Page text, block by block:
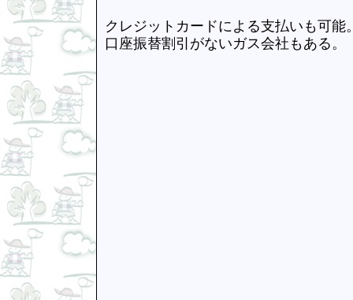
クレジットカードによる支払いも可能。
口座振替割引がないガス会社もある。